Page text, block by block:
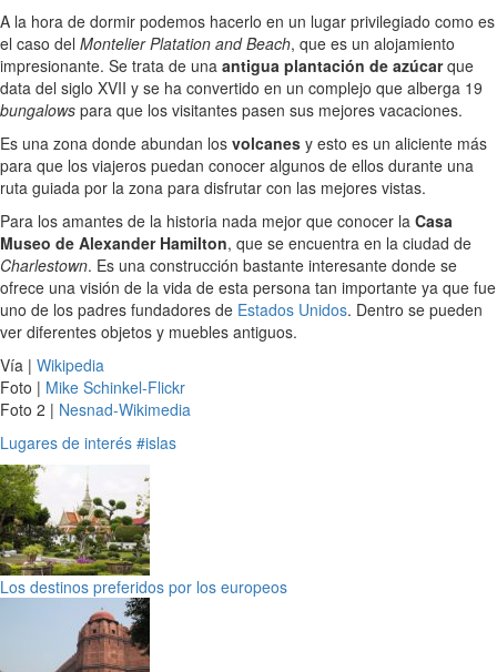
A la hora de dormir podemos hacerlo en un lugar privilegiado como es
el caso del Montelier Platation and Beach, que es un alojamiento
impresionante. Se trata de una antigua plantación de azúcarque
data del siglo XVII y se ha convertido en un complejo que alberga 19
bungalows para que los visitantes pasen sus mejores vacaciones.
Es una zona donde abundan los volcanes y esto es un aliciente más
para que los viajeros puedan conocer algunos de ellos durante una
ruta guiada por la zona para disfrutar con las mejores vistas.
Para los amantes de la historia nada mejor que conocer la Casa
Museo de Alexander Hamilton, que se encuentra en la ciudad de
Charlestown. Es una construcción bastante interesante donde se
ofrece una visión de la vida de esta persona tan importante ya que fue
uno de los padres fundadores de Estados Unidos. Dentro se pueden
ver diferentes objetos y muebles antiguos.
Vía | Wikipedia
Foto | Mike Schinkel-Flickr
Foto 2 | Nesnad-Wikimedia
Lugares de interés #islas
Los destinos preferidos por los europeos